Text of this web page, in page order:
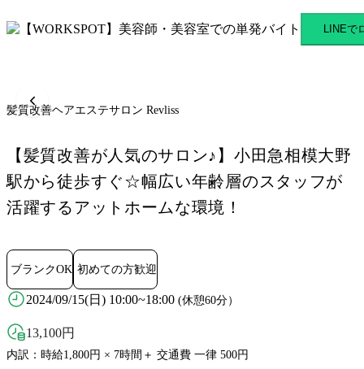
髪質改善ヘアエステサロン LINEで
髪質改善ヘアエステサロン Revliss
【髪質改善が人気のサロン♪】小田急相模大野
駅から徒歩すぐ☆幅広い年齢層のスタッフが
活躍するアットホームな環境！
ブランクOK 初めての方歓迎
2024/09/15(日) 10:00~18:00 (休憩60分）
13,100円
内訳：時給1,800円 × 7時間＋ 交通費 一律 500円